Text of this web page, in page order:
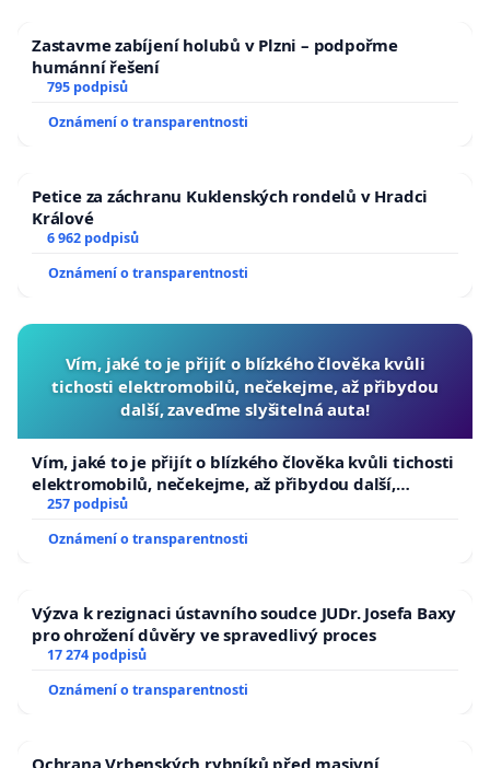
Zastavme zabíjení holubů v Plzni – podpořme
humánní řešení
795 podpisů
Oznámení o transparentnosti
Petice za záchranu Kuklenských rondelů v Hradci
Králové
6 962 podpisů
Oznámení o transparentnosti
Vím, jaké to je přijít o blízkého člověka kvůli
tichosti elektromobilů, nečekejme, až přibydou
další, zaveďme slyšitelná auta!
Vím, jaké to je přijít o blízkého člověka kvůli tichosti
elektromobilů, nečekejme, až přibydou další,
zaveďme slyšitelná auta!
257 podpisů
Oznámení o transparentnosti
Výzva k rezignaci ústavního soudce JUDr. Josefa Baxy
pro ohrožení důvěry ve spravedlivý proces
17 274 podpisů
Oznámení o transparentnosti